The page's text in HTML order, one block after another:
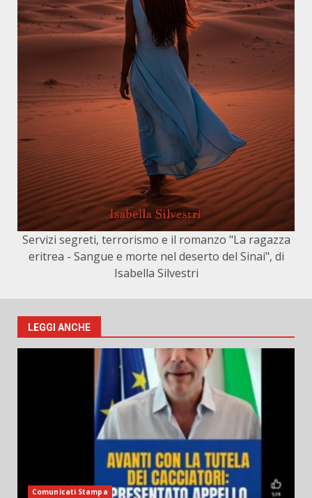
Servizi segreti, terrorismo e il romanzo "La ragazza
eritrea - Sangue e morte nel deserto del Sinai", di
Isabella Silvestri
LEGGI ANCHE
Comunicati Stampa